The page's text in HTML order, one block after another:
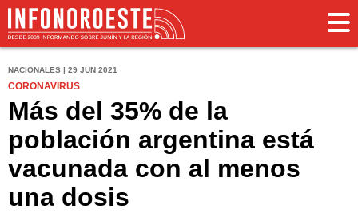
NACIONALES | 29 JUN 2021
CORONAVIRUS
Más del 35% de la
población argentina está
vacunada con al menos
una dosis